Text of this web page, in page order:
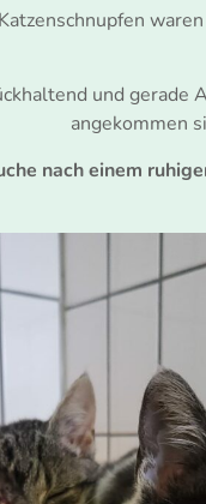
und
angekommen
nach einem